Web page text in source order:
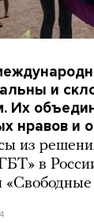
и
Их
нравов и
из
в
«Свободные